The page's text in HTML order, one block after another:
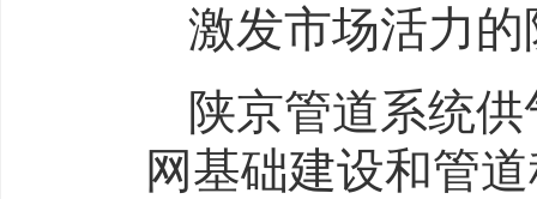
激发市场活力
陕京管道系统
网基础建设和管